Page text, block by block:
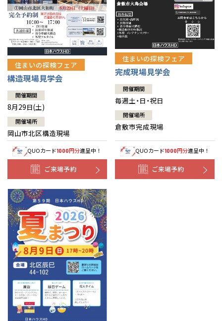
冷暖房標準装備
24時間対応コールセンター
デザイン賞各種受賞
セントラルヒーティング
暮らし方提案
住まいのコラム
住まいのお手入れ集
展示場案内
ワザックとは
高い信頼性
安心の管理体制
会社情報
会社情報 トップ
ニュースリリース
企業理念
会社概要
事業部紹介
木材調達指針
グループ会社紹介
CMギャラリー
採用情報
お問い合わせ
会員サイト
住まいの探検フェア
構造現場見学会
開催期間
8月29日(土)
開催場所
岡山市北区構造現場
QUOカード1000円分進呈中！
ご来場予約
住まいの探検フェア
完成現場見学会
開催期間
毎週土・日・祝日
開催場所
倉敷市完成現場
QUOカード1000円分進呈中！
ご来場予約
道央
道北
道南
道東
青森
秋田
岩手
山形
宮城
福島
甲信越・北陸
新潟
山梨
長野
富山
石川
福井
関東
東京
神奈川
埼玉
千葉
茨城
栃木
群馬
東海
愛知
岐阜
静岡
三重
近畿
大阪
京都
兵庫
奈良
滋賀
和歌山
中国・四国
岡山
香川
愛媛
鳥取
島根
広島
山口
徳島
九州
福岡
佐賀
熊本
大分
宮崎
鹿児島
長崎
分譲マンション
※現住所のある都道府県以外の建築予定地の方でも
くの展示場又は店舗にお問合せください。
応します。お気軽にご相談ください。
道央
苫小牧千歳
小樽
道北
旭川
道南
道東
青森県
八戸
青森
秋田県
秋田
岩手県
盛岡
山形県
宮城県
福島県
福島
いわき
会津
甲信越・北陸
新潟県
新潟
長岡
山梨県
甲府
長野県
富山県
石川県
福井県
福井
関東
東京都
世田谷
埼玉県
所沢
千葉県
千葉
茨城県
水戸
栃木県
宇都宮
小山
群馬県
群馬
伊勢崎
東海
愛知県
岐阜県
静岡県
浜松
三重県
近畿
大阪府
京都府
兵庫県
姫路
奈良県
中国・四国
岡山県
香川県
高松
愛媛県
九州
福岡県
福岡
佐賀県
熊本県
熊本
大分県
大分
宮崎県
宮崎
鹿児島県
鹿児島